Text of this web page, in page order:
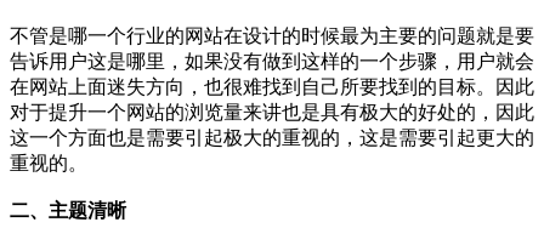
不管是哪一个行业的网站在设计的时候最为主要的问题就是要
告诉用户这是哪里，如果没有做到这样的一个步骤，用户就会
在网站上面迷失方向，也很难找到自己所要找到的目标。因此
对于提升一个网站的浏览量来讲也是具有极大的好处的，因此
这一个方面也是需要引起极大的重视的，这是需要引起更大的
重视的。
二、主题清晰